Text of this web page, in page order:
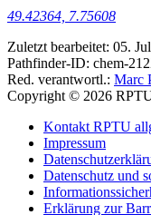
49.42364, 7.75608
Zuletzt bearbeitet: 05.
Pathfinder-ID: chem-212
Red. verantwortl.: Marc
Copyright © 2026
Kontakt RPTU
Impressum
Datenschutz und
Erklärung zur